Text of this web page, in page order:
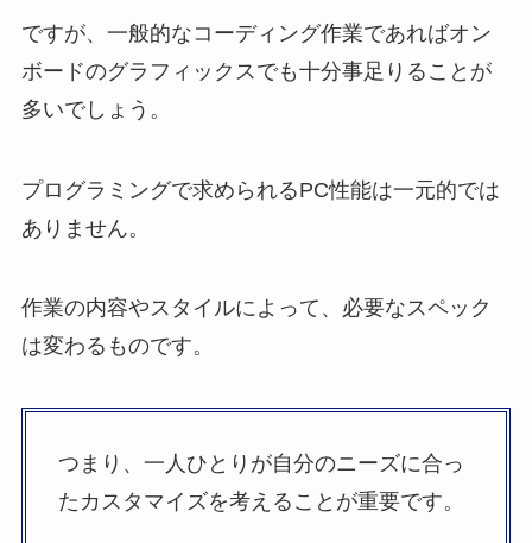
ですが、一般的なコーディング作業であればオン
ボードのグラフィックスでも十分事足りることが
多いでしょう。
プログラミングで求められるPC性能は一元的では
ありません。
作業の内容やスタイルによって、必要なスペック
は変わるものです。
つまり、一人ひとりが自分のニーズに合っ
たカスタマイズを考えることが重要です。